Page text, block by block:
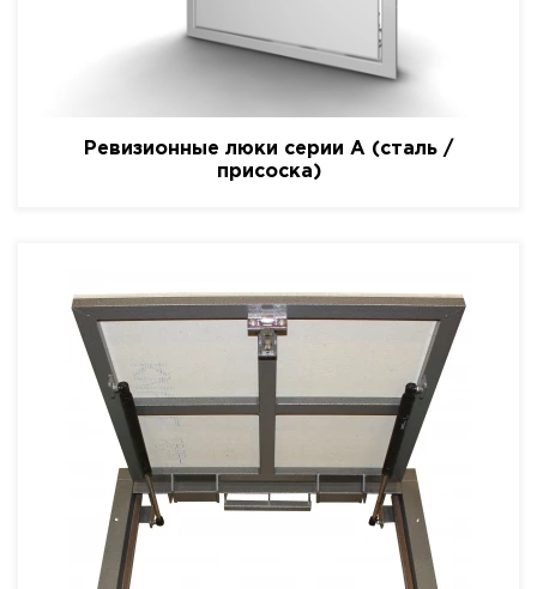
Ревизионные люки серии A (сталь /
присоска)